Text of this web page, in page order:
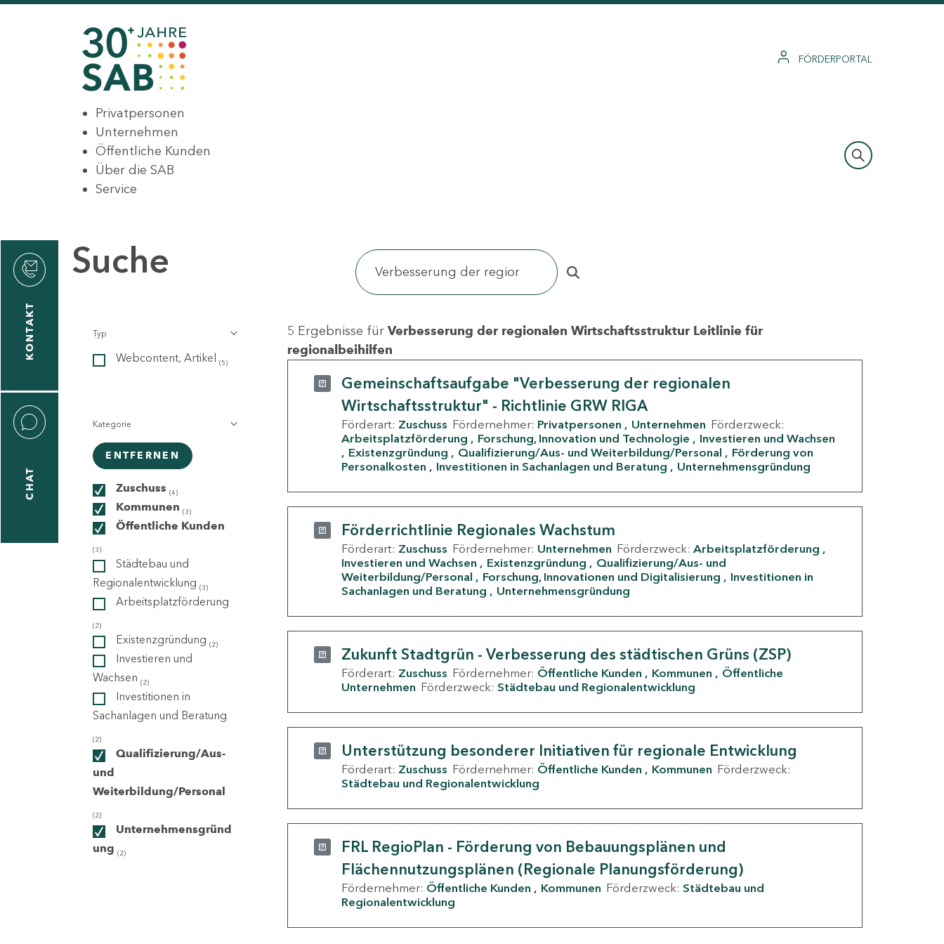
FÖRDERPORTAL
Privatpersonen
Unternehmen
Öffentliche Kunden
Über die SAB
Service
KONTAKT
CHAT
Suche
Typ
Webcontent, Artikel (5)
Kategorie
ENTFERNEN
Zuschuss (4)
Kommunen (3)
Öffentliche Kunden
(3)
Städtebau und
Regionalentwicklung (3)
Arbeitsplatzförderung
(2)
Existenzgründung (2)
Investieren und
Wachsen (2)
Investitionen in
Sachanlagen und Beratung
(2)
Qualifizierung/Aus-
und
Weiterbildung/Personal
(2)
Unternehmensgründ
ung (2)
5 Ergebnisse für Verbesserung der regionalen Wirtschaftsstruktur Leitlinie für
regionalbeihilfen
Gemeinschaftsaufgabe "Verbesserung der regionalen
Wirtschaftsstruktur" - Richtlinie GRW RIGA
Förderart: Zuschuss Fördernehmer: Privatpersonen Unternehmen Förderzweck:
Arbeitsplatzförderung
Forschung, Innovation und Technologie
Investieren und Wachsen
Existenzgründung
Qualifizierung/Aus- und Weiterbildung/Personal
Förderung von
Personalkosten
Investitionen in Sachanlagen und Beratung Unternehmensgründung
Förderrichtlinie Regionales Wachstum
Förderart: Zuschuss Fördernehmer: Unternehmen Förderzweck: Arbeitsplatzförderung
Investieren und Wachsen
Existenzgründung
Qualifizierung/Aus- und
Weiterbildung/Personal
Forschung, Innovationen und Digitalisierung
Investitionen in
Sachanlagen und Beratung
Unternehmensgründung
Zukunft Stadtgrün - Verbesserung des städtischen Grüns (ZSP)
Förderart: Zuschuss Fördernehmer: Öffentliche Kunden Kommunen
Öffentliche
Unternehmen Förderzweck: Städtebau und Regionalentwicklung
Unterstützung besonderer Initiativen für regionale Entwicklung
Förderart: Zuschuss Fördernehmer: Öffentliche Kunden Kommunen Förderzweck:
Städtebau und Regionalentwicklung
FRL RegioPlan - Förderung von Bebauungsplänen und
Flächennutzungsplänen (Regionale Planungsförderung)
Fördernehmer: Öffentliche Kunden Kommunen Förderzweck: Städtebau und
Regionalentwicklung